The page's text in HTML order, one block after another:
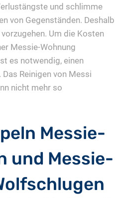
und schlimme
von Gegenständen. Deshalb
Um die Kosten
Messie-Wohnung
es notwendig, einen
Reinigen von Messi
nicht mehr so
Messie-
und Messie-